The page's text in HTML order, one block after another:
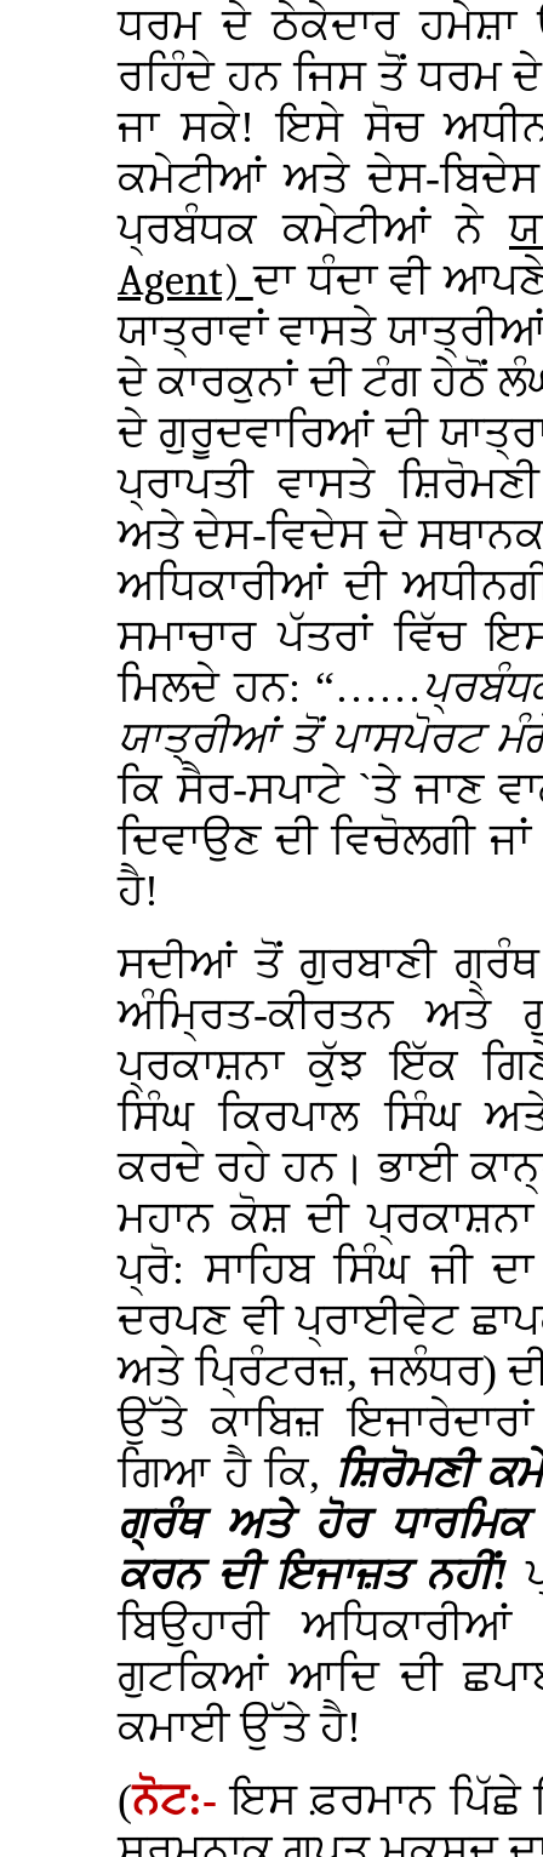
ਧਰਮ ਦੇ ਠੇਕੇਦਾਰ ਹਮੇਸ਼ਾ
ਰਹਿੰਦੇ ਹਨ ਜਿਸ ਤੋਂ ਧਰਮ
ਜਾ ਸਕੇ! ਇਸੇ ਸੋਚ
ਕਮੇਟੀਆਂ ਅਤੇ ਦੇਸ-
ਪ੍ਰਬੰਧਕ ਕਮੇਟੀਆਂ ਨੇ
Agent) ਦਾ ਧੰਦਾ ਵੀ
ਯਾਤ੍ਰਾਵਾਂ ਵਾਸਤੇ
ਦੇ ਕਾਰਕੁਨਾਂ ਦੀ ਟੰਗ ਹੇਠੋਂ
ਦੇ ਗੁਰੂਦਵਾਰਿਆਂ ਦੀ
ਪ੍ਰਾਪਤੀ ਵਾਸਤੇ
ਅਤੇ ਦੇਸ-ਵਿਦੇਸ ਦੇ
ਅਧਿਕਾਰੀਆਂ ਦੀ
ਸਮਾਚਾਰ ਪੱਤਰਾਂ ਵਿੱਚ
ਮਿਲਦੇ ਹਨ: “……
ਯਾਤ੍ਰੀਆਂ ਤੋਂ ਪਾਸਪੋਰਟ
ਕਿ ਸੈਰ-ਸਪਾਟੇ `ਤੇ ਜਾਣ
ਦਿਵਾਉਣ ਦੀ ਵਿਚੋਲਗੀ
ਹੈ!
ਸਦੀਆਂ ਤੋਂ ਗੁਰਬਾਣੀ ਗ੍ਰੰਥ
ਅੰਮ੍ਰਿਤ-ਕੀਰਤਨ
ਪ੍ਰਕਾਸ਼ਨਾ ਕੁੱਝ ਇੱਕ
ਸਿੰਘ ਕਿਰਪਾਲ ਸਿੰਘ
ਕਰਦੇ ਰਹੇ ਹਨ। ਭਾਈ
ਮਹਾਨ ਕੋਸ਼ ਦੀ
ਪ੍ਰੋ: ਸਾਹਿਬ ਸਿੰਘ ਜੀ
ਦਰਪਣ ਵੀ ਪ੍ਰਾਈਵੇਟ
ਅਤੇ ਪ੍ਰਿੰਟਰਜ਼, ਜਲੰਧਰ)
ਉੱਤੇ ਕਾਬਿਜ਼
ਗਿਆ ਹੈ ਕਿ, ਸ਼ਿਰੋਮਣੀ
ਗ੍ਰੰਥ ਅਤੇ ਹੋਰ ਧਾਰਮਿਕ
ਕਰਨ ਦੀ ਇਜਾਜ਼ਤ ਨਹੀਂ!
ਬਿਉਹਾਰੀ
ਗੁਟਕਿਆਂ ਆਦਿ ਦੀ
ਕਮਾਈ ਉੱਤੇ ਹੈ!
(ਨੋਟ:- ਇਸ ਫ਼ਰਮਾਨ